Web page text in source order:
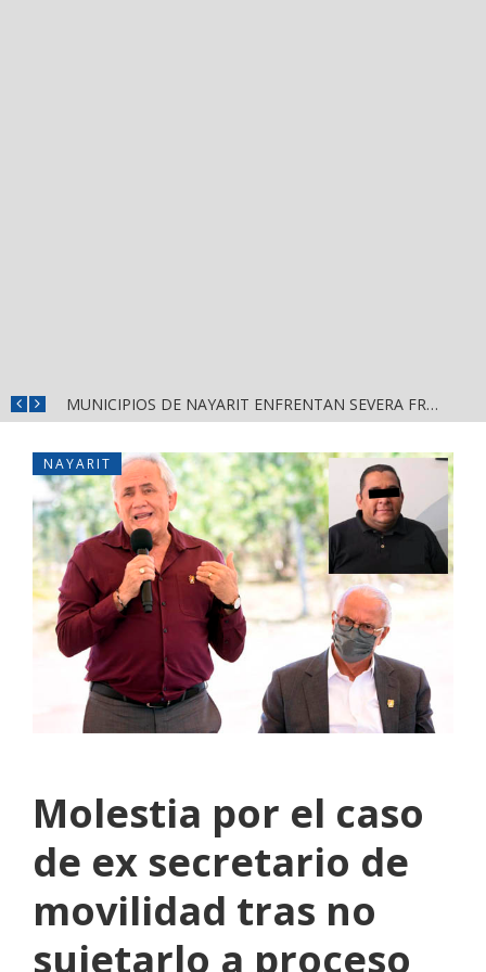
MUNICIPIOS DE NAYARIT ENFRENTAN SEVERA FRAGILIDAD FINANCIERA POR DEUDAS Y NÓMINAS
NAYARIT
Molestia por el caso
de ex secretario de
movilidad tras no
sujetarlo a proceso